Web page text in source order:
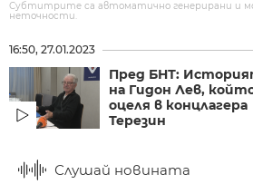
Субтитрите са автоматично генерирани и
неточности.
16:50, 27.01.2023
Пред БНТ:
на Гидон Лев,
оцеля в концлагера
Терезин
Слушай новината